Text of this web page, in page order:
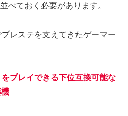
べておく必要があります。
レステを支えてきたゲーマー
プレイできる下位互換可能な